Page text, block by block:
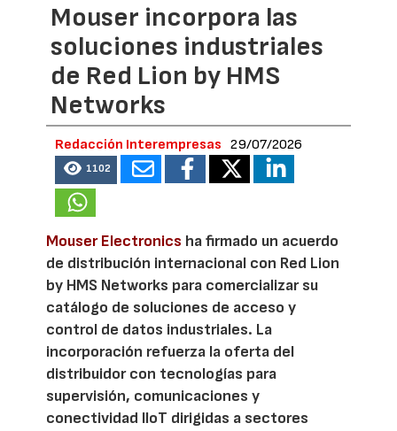
Mouser incorpora las
soluciones industriales
de Red Lion by HMS
Networks
Redacción Interempresas 29/07/2026
1102
Mouser Electronics ha firmado un acuerdo
de distribución internacional con Red Lion
by HMS Networks para comercializar su
catálogo de soluciones de acceso y
control de datos industriales. La
incorporación refuerza la oferta del
distribuidor con tecnologías para
supervisión, comunicaciones y
conectividad IIoT dirigidas a sectores